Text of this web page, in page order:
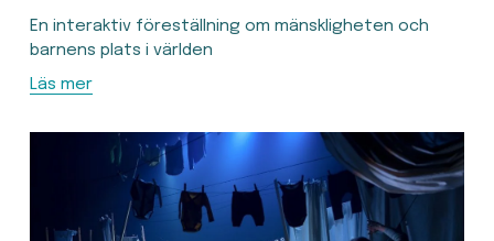
En interaktiv föreställning om mänskligheten och
barnens plats i världen
Läs mer